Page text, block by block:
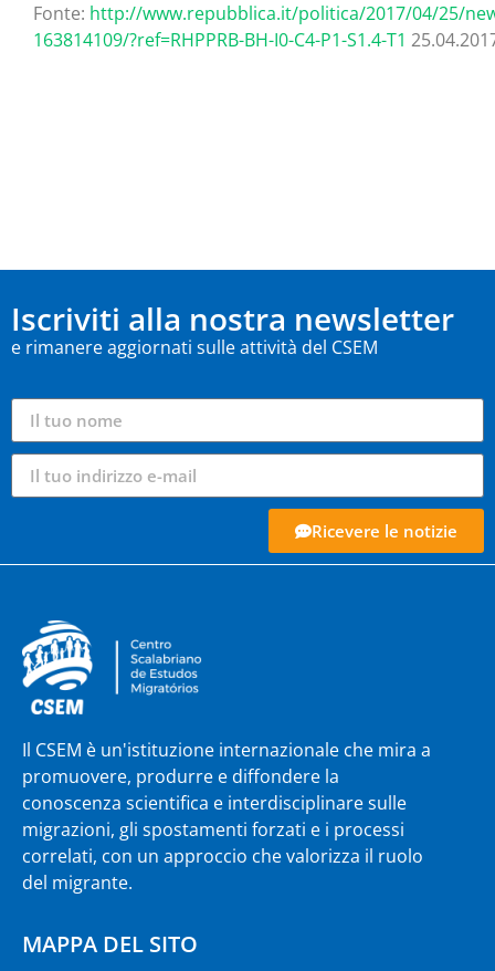
Fonte: http://www.repubblica.it/politica/2017/04/25/
163814109/?ref=RHPPRB-BH-I0-C4-P1-S1.4-T1
Iscriviti alla nostra newsletter
e rimanere aggiornati sulle attività del CSEM
Ricevere le notizie
Il CSEM è un'istituzione internazionale che mira a
promuovere, produrre e diffondere la
conoscenza scientifica e interdisciplinare sulle
migrazioni, gli spostamenti forzati e i processi
correlati, con un approccio che valorizza il ruolo
del migrante.
MAPPA DEL SITO